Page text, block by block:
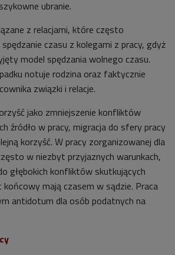
ubranie.
z relacjami, które często
czasu z kolegami z pracy, gdyż
model spędzania wolnego czasu.
notuje rodzina oraz faktycznie
związki i relacje.
jako zmniejszenie konfliktów
źródło w pracy, migracja do sfery pracy
korzyść. W pracy zorganizowanej dla
w niezbyt przyjaznych warunkach,
głębokich konfliktów skutkujących
mają czasem w sądzie. Praca
antidotum dla osób podatnych na